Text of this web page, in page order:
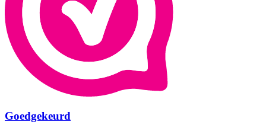
Goedgekeurd